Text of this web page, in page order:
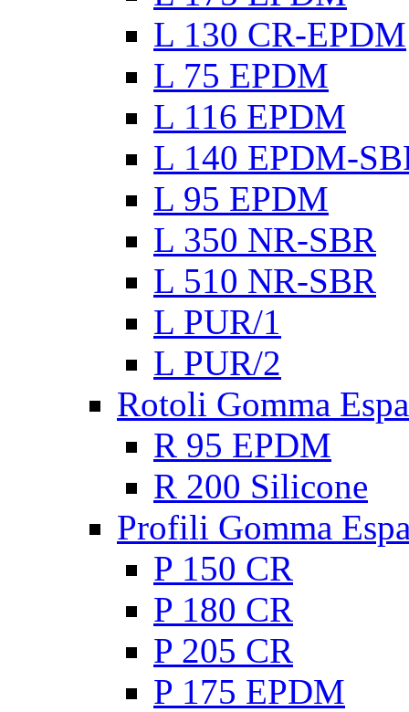
L 130 CR-EPDM
L 75 EPDM
L 116 EPDM
L 140 EPDM-
L 95 EPDM
L 350 NR-SBR
L 510 NR-SBR
L PUR/1
L PUR/2
Rotoli Gomma
R 95 EPDM
R 200 Silicone
Profili Gomma
P 150 CR
P 180 CR
P 205 CR
P 175 EPDM